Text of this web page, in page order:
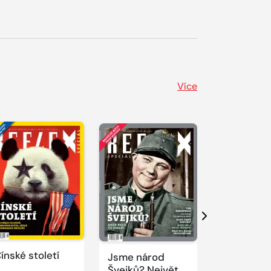
Více
století
Jsme národ
Další